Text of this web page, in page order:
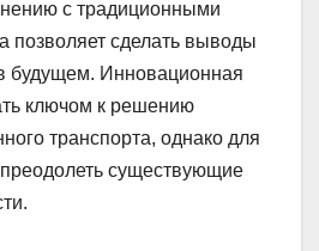
с традиционными
позволяет сделать выводы
будущем. Инновационная
ключом к решению
транспорта, однако для
существующие